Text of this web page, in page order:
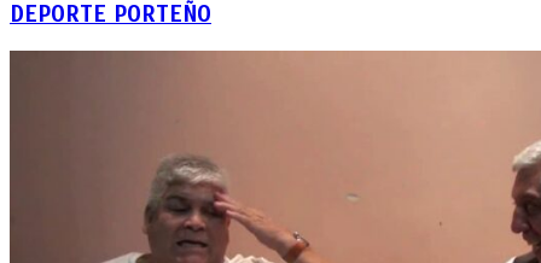
DEPORTE PORTEÑO